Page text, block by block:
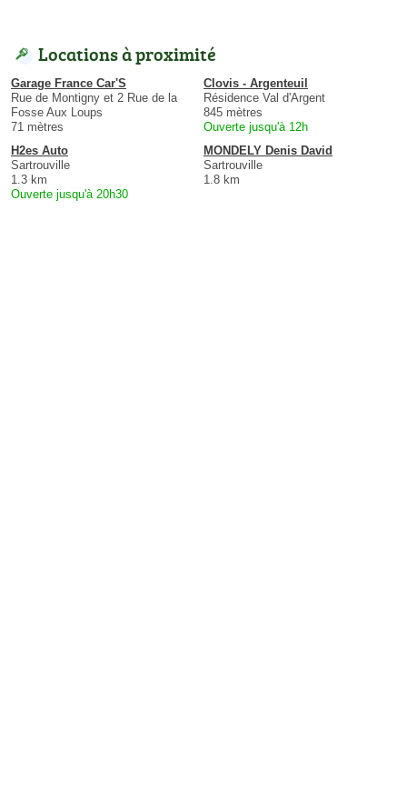
Locations à proximité
Garage France Car'S
Rue de Montigny et 2 Rue de la
Fosse Aux Loups
71 mètres
Clovis - Argenteuil
Résidence Val d'Argent
845 mètres
Ouverte jusqu'à 12h
H2es Auto
Sartrouville
1.3 km
Ouverte jusqu'à 20h30
MONDELY Denis David
Sartrouville
1.8 km